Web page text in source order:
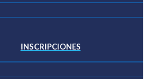
INSCRIPCIONES